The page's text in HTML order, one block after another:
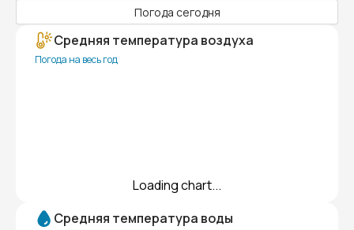
Погода сегодня
Средняя температура воздуха
Погода на весь год
Loading chart...
Средняя температура воды